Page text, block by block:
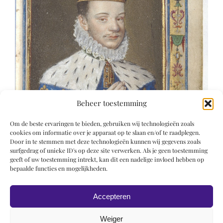
Beheer toestemming
Om de beste ervaringen te bieden, gebruiken wij technologieën zoals
cookies om informatie over je apparaat op te slaan en/of te raadplegen.
Door in te stemmen met deze technologieën kunnen wij gegevens zoals
surfgedrag of unieke ID's op deze site verwerken. Als je geen toestemming
geeft of uw toestemming intrekt, kan dit een nadelige invloed hebben op
bepaalde functies en mogelijkheden.
Accepteren
Weiger